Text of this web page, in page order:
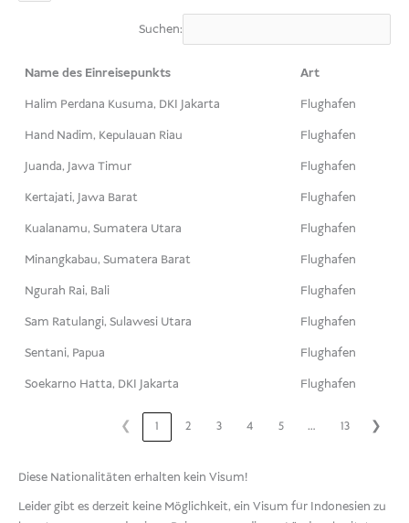
Suchen:
Name des Einreisepunkts
Art
Halim Perdana Kusuma, DKI Jakarta
Flughafen
Hand Nadim, Kepulauan Riau
Flughafen
Juanda, Jawa Timur
Flughafen
Kertajati, Jawa Barat
Flughafen
Kualanamu, Sumatera Utara
Flughafen
Minangkabau, Sumatera Barat
Flughafen
Ngurah Rai, Bali
Flughafen
Sam Ratulangi, Sulawesi Utara
Flughafen
Sentani, Papua
Flughafen
Soekarno Hatta, DKI Jakarta
Flughafen
❮ 1 2 3 4 5 … 13 ❯
Diese Nationalitäten erhalten kein Visum!
Leider gibt es derzeit keine Möglichkeit, ein Visum für Indonesien zu